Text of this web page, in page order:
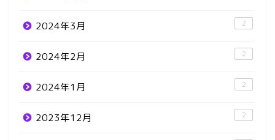
2024年3月 2
2024年2月 2
2024年1月 2
2023年12月 2